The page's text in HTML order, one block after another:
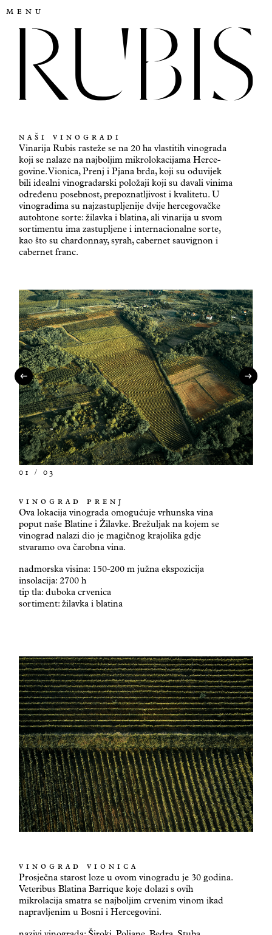
menu
NAŠI VINOGRADI
Vinarija Rubis rasteže se na 20 ha vlastitih vinograda
koji se nalaze na najboljim mikrolokacijama Herce-
govine. Vionica, Prenj i Pjana brda, koji su oduvijek
bili idealni vinogradarski položaji koji su davali vinima
određenu posebnost, prepoznatljivost i kvalitetu. U
vinogradima su najzastupljenije dvije hercegovačke
autohtone sorte: žilavka i blatina, ali vinarija u svom
sortimentu ima zastupljene i internacionalne sorte,
kao što su chardonnay, syrah, cabernet sauvignon i
cabernet franc.
0 1 / 03
VINOGRAD PRENJ
Ova lokacija vinograda omogućuje vrhunska vina
poput naše Blatine i Žilavke. Brežuljak na kojem se
vinograd nalazi dio je magičnog krajolika gdje
stvaramo ova čarobna vina.
nadmorska visina: 150-200 m južna ekspozicija
insolacija: 2700 h
tip tla: duboka crvenica
sortiment: žilavka i blatina
VINOGRAD VIONICA
Prosječna starost loze u ovom vinogradu je 30 godina.
Veteribus Blatina Barrique koje dolazi s ovih
mikrolacija smatra se najboljim crvenim vinom ikad
napravljenim u Bosni i Hercegovini.